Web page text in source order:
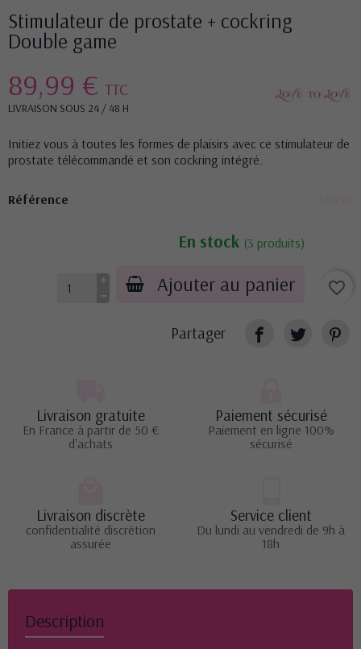
Stimulateur de prostate + cockring
Double game
89,99 € TTC
LIVRAISON SOUS 24 / 48 H
Initiez vous à toutes les formes de plaisirs avec ce stimulateur de
prostate télécommandé et son cockring intégré.
Référence
En stock (3 produits)
Ajouter au panier favorite_border
Partager
Livraison gratuite
En France à partir de 50 €
d'achats
Paiement sécurisé
Paiement en ligne 100%
sécurisé
Livraison discrète
confidentialité discrétion
assurée
Service client
Du lundi au vendredi de 9h à
18h
Description